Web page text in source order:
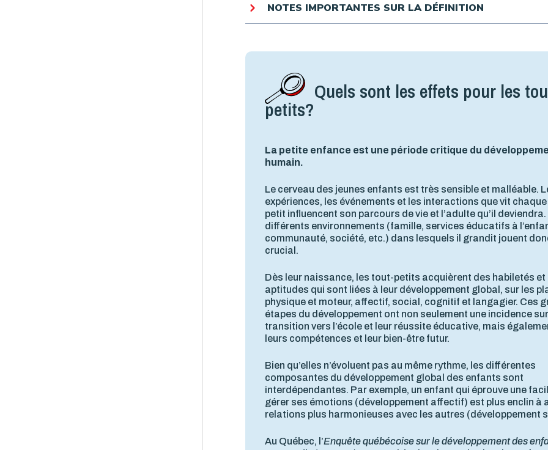
NOTES IMPORTANTES SUR LA DÉFINITION
Quels sont les effets pour les
petits?
La petite enfance est une période critique du
humain.
Le cerveau des jeunes enfants est très sensible et malléable.
expériences, les événements et les interactions que vit
petit influencent son parcours de vie et l’adulte qu’il deviendra.
différents environnements (famille, services éducatifs à
communauté, société, etc.) dans lesquels il grandit jouent
crucial.
Dès leur naissance, les tout-petits acquièrent des habiletés et
aptitudes qui sont liées à leur développement global, sur les
physique et moteur, affectif, social, cognitif et langagier. Ces
étapes du développement ont non seulement une incidence
transition vers l’école et leur réussite éducative, mais
leurs compétences et leur bien-être futur.
Bien qu’elles n’évoluent pas au même rythme, les différentes
composantes du développement global des enfants sont
interdépendantes. Par exemple, un enfant qui éprouve une
gérer ses émotions (développement affectif) est plus enclin à
relations plus harmonieuses avec les autres (développement
Au Québec, l’Enquête québécoise sur le développement des